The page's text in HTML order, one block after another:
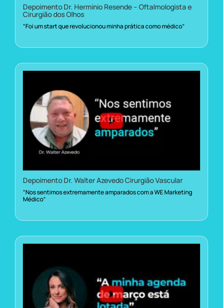
Depoimento Dr. Herminio Resende – Oftalmologista e
Cirurgião dos Olhos
“Foi um start que revolucionou minha prática como médico”
Depoimento Dr. Walter Azevedo Cirurgião Vascular
“Nos sentimos extremamente amparados com a WE Marketing
Médico”